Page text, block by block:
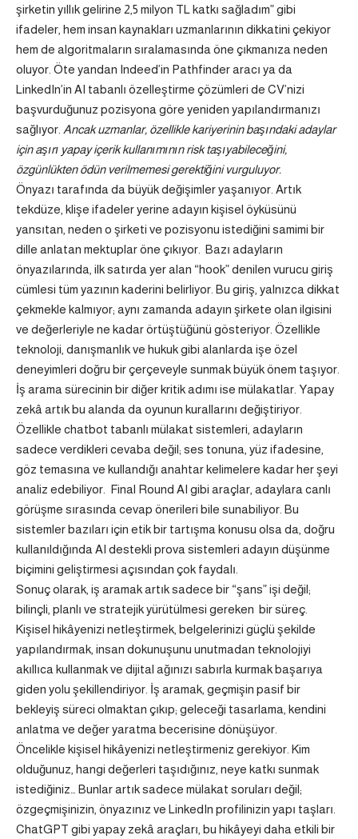
şirketin yıllık gelirine 2,5 milyon TL katkı sağladım” gibi
ifadeler, hem insan kaynakları uzmanlarının dikkatini çekiyor
hem de algoritmaların sıralamasında öne çıkmanıza neden
oluyor. Öte yandan Indeed’in Pathfinder aracı ya da
LinkedIn’in AI tabanlı özelleştirme çözümleri de CV’nizi
başvurduğunuz pozisyona göre yeniden yapılandırmanızı
sağlıyor. Ancak uzmanlar, özellikle kariyerinin başındaki adaylar
için aşırı yapay içerik kullanımının risk taşıyabileceğini,
özgünlükten ödün verilmemesi gerektiğini vurguluyor.
Önyazı tarafında da büyük değişimler yaşanıyor. Artık
tekdüze, klişe ifadeler yerine adayın kişisel öyküsünü
yansıtan, neden o şirketi ve pozisyonu istediğini samimi bir
dille anlatan mektuplar öne çıkıyor. Bazı adayların
önyazılarında, ilk satırda yer alan “hook” denilen vurucu giriş
cümlesi tüm yazının kaderini belirliyor. Bu giriş, yalnızca dikkat
çekmekle kalmıyor; aynı zamanda adayın şirkete olan ilgisini
ve değerleriyle ne kadar örtüştüğünü gösteriyor. Özellikle
teknoloji, danışmanlık ve hukuk gibi alanlarda işe özel
deneyimleri doğru bir çerçeveyle sunmak büyük önem taşıyor.
İş arama sürecinin bir diğer kritik adımı ise mülakatlar. Yapay
zekâ artık bu alanda da oyunun kurallarını değiştiriyor.
Özellikle chatbot tabanlı mülakat sistemleri, adayların
sadece verdikleri cevaba değil; ses tonuna, yüz ifadesine,
göz temasına ve kullandığı anahtar kelimelere kadar her şeyi
analiz edebiliyor. Final Round AI gibi araçlar, adaylara canlı
görüşme sırasında cevap önerileri bile sunabiliyor. Bu
sistemler bazıları için etik bir tartışma konusu olsa da, doğru
kullanıldığında AI destekli prova sistemleri adayın düşünme
biçimini geliştirmesi açısından çok faydalı.
Sonuç olarak, iş aramak artık sadece bir “şans” işi değil;
bilinçli, planlı ve stratejik yürütülmesi gereken bir süreç.
Kişisel hikâyenizi netleştirmek, belgelerinizi güçlü şekilde
yapılandırmak, insan dokunuşunu unutmadan teknolojiyi
akıllıca kullanmak ve dijital ağınızı sabırla kurmak başarıya
giden yolu şekillendiriyor. İş aramak, geçmişin pasif bir
bekleyiş süreci olmaktan çıkıp; geleceği tasarlama, kendini
anlatma ve değer yaratma becerisine dönüşüyor.
Öncelikle kişisel hikâyenizi netleştirmeniz gerekiyor. Kim
olduğunuz, hangi değerleri taşıdığınız, neye katkı sunmak
istediğiniz… Bunlar artık sadece mülakat soruları değil;
özgeçmişinizin, önyazınız ve LinkedIn profilinizin yapı taşları.
ChatGPT gibi yapay zekâ araçları, bu hikâyeyi daha etkili bir